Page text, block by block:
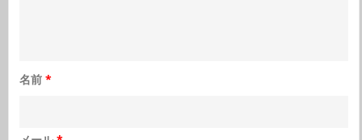
名前 *